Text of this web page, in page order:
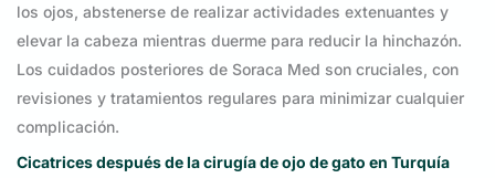
los ojos, abstenerse de realizar actividades extenuantes y
elevar la cabeza mientras duerme para reducir la hinchazón.
Los cuidados posteriores de Soraca Med son cruciales, con
revisiones y tratamientos regulares para minimizar cualquier
complicación.
Cicatrices después de la cirugía de ojo de gato en Turquía